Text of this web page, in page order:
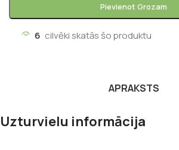
Pievienot Grozam
6 cilvēki skatās šo produktu
APRAKSTS
Uzturvielu informācija